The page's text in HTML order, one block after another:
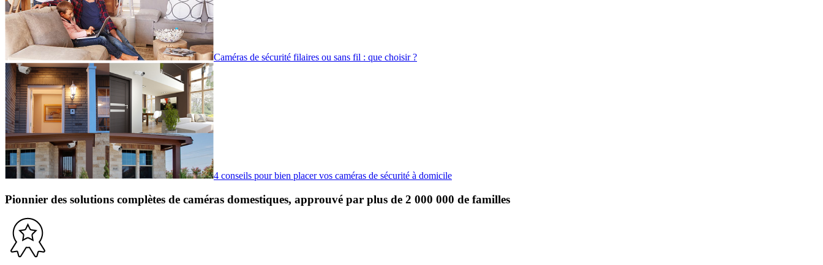
Caméras de sécurité filaires ou sans fil : que choisir ?
4 conseils pour bien placer vos caméras de sécurité à domicile
Pionnier des solutions complètes de caméras domestiques, approuvé par plus de 2 000 000 de familles